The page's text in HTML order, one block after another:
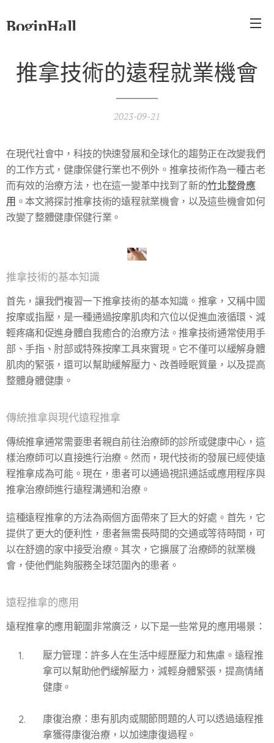
BoginHall
推拿技術的遠程就業機會
2023-09-21
在現代社會中，科技的快速發展和全球化的趨勢正在改變我們
的工作方式，健康保健行業也不例外。推拿技術作為一種古老
而有效的治療方法，也在這一變革中找到了新的竹北整骨應
用 。本文將探討推拿技術的遠程就業機會，以及這些機會如何
改變了整體健康保健行業。
推拿技術的基本知識
首先，讓我們複習一下推拿技術的基本知識。推拿，又稱中國
按摩或指壓，是一種通過按摩肌肉和穴位以促進血液循環、減
輕疼痛和促進身體自我癒合的治療方法。推拿技術通常使用手
部、手指、肘部或特殊按摩工具來實現。它不僅可以緩解身體
肌肉的緊張，還可以幫助緩解壓力、改善睡眠質量，以及提高
整體身體健康。
傳統推拿與現代遠程推拿
傳統推拿通常需要患者親自前往治療師的診所或健康中心，這
樣治療師可以直接進行治療。然而，現代技術的發展已經使遠
程推拿成為可能。現在，患者可以通過視訊通話或應用程序與
推拿治療師進行遠程溝通和治療。
這種遠程推拿的方法為兩個方面帶來了巨大的好處。首先，它
提供了更大的便利性，患者無需長時間的交通或等待時間，可
以在舒適的家中接受治療。其次，它擴展了治療師的就業機
會，使他們能夠服務全球范圍內的患者。
遠程推拿的應用
遠程推拿的應用範圍非常廣泛，以下是一些常見的應用場景：
壓力管理 ：許多人在生活中經歷壓力和焦慮。遠程推
拿可以幫助他們緩解壓力，減輕身體緊張，提高情緒
健康。
康復治療：患有肌肉或關節問題的人可以透過遠程推
拿獲得康復治療，以加速康復過程。